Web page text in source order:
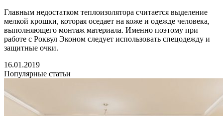
Главным недостатком теплоизолятора считается выделение
мелкой крошки, которая оседает на коже и одежде человека,
выполняющего монтаж материала. Именно поэтому при
работе с Роквул Эконом следует использовать спецодежду и
защитные очки.
16.01.2019
Популярные статьи